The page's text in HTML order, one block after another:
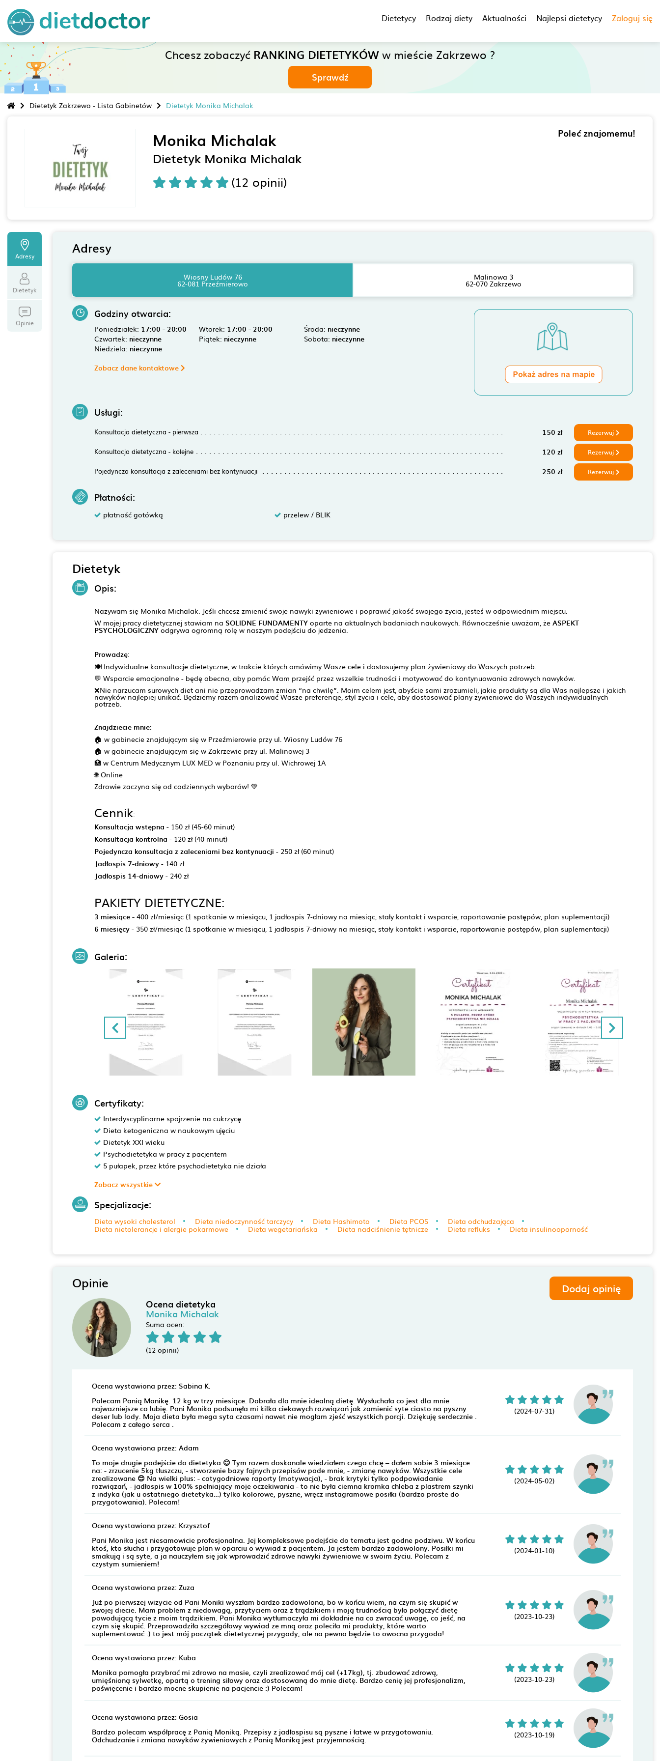
Dietetycy Rodzaj diety Aktualności Najlepsi dietetycy Zaloguj się
Chcesz zobaczyć RANKING DIETETYKÓWw mieście Zakrzewo ?
Sprawdź
Dietetyk Zakrzewo - Lista Gabinetów Dietetyk Monika Michalak
Monika Michalak
Dietetyk Monika Michalak
(12 opinii)
Poleć znajomemu!
Adresy
Dietetyk
Opinie
Adresy
Wiosny Ludów 76
62-081 Przeźmierowo
Malinowa 3
62-070 Zakrzewo
Godziny otwarcia:
Poniedziałek: 17:00 - 20:00 Wtorek: 17:00 - 20:00 Środa: nieczynne
Czwartek: nieczynne Piątek: nieczynne Sobota: nieczynne
Niedziela: nieczynne
Zobacz dane kontaktowe
Usługi:
Konsultacja dietetyczna - pierwsza 150 zł Rezerwuj
Konsultacja dietetyczna - kolejne 120 zł Rezerwuj
Pojedyncza konsultacja z zaleceniami bez kontynuacji 250 zł Rezerwuj
Płatności:
płatność gotówką przelew / BLIK
Dietetyk
Opis:
Nazywam się Monika Michalak. Jeśli chcesz zmienić swoje nawyki żywieniowe i poprawić jakość swojego życia, jesteś w odpowiednim miejscu.
W mojej pracy dietetycznej stawiam na SOLIDNE FUNDAMENTYoparte na aktualnych badaniach naukowych. Równocześnie uważam, że ASPEKT
PSYCHOLOGICZNYodgrywa ogromną rolę w naszym podejściu do jedzenia.
Prowadzę:
🍽 Indywidualne konsultacje dietetyczne, w trakcie których omówimy Wasze cele i dostosujemy plan żywieniowy do Waszych potrzeb.
💬 Wsparcie emocjonalne - będę obecna, aby pomóc Wam przejść przez wszelkie trudności i motywować do kontynuowania zdrowych nawyków.
❌Nie narzucam surowych diet ani nie przeprowadzam zmian “na chwilę”. Moim celem jest, abyście sami zrozumieli, jakie produkty są dla Was najlepsze i jakich
nawyków najlepiej unikać. Będziemy razem analizować Wasze preferencje, styl życia i cele, aby dostosować plany żywieniowe do Waszych indywidualnych
potrzeb.
Znajdziecie mnie:
🏠 w gabinecie znajdującym się w Przeźmierowie przy ul. Wiosny Ludów 76
🏠 w gabinecie znajdującym się w Zakrzewie przy ul. Malinowej 3
🏥 w Centrum Medycznym LUX MED w Poznaniu przy ul. Wichrowej 1A
🌐 Online
Zdrowie zaczyna się od codziennych wyborów! 💚
Cennik:
Konsultacja wstępna - 150 zł (45-60 minut)
Konsultacja kontrolna - 120 zł (40 minut)
Pojedyncza konsultacja z zaleceniami bez kontynuacji - 250 zł (60 minut)
Jadłospis 7-dniowy- 140 zł
Jadłospis 14-dniowy- 240 zł
PAKIETY DIETETYCZNE:
3 miesiące -400 zł/miesiąc (1 spotkanie w miesiącu, 1 jadłospis 7-dniowy na miesiąc, stały kontakt i wsparcie, raportowanie postępów, plan suplementacji)
6 miesięcy- 350 zł/miesiąc (1 spotkanie w miesiącu, 1 jadłospis 7-dniowy na miesiąc, stały kontakt i wsparcie, raportowanie postępów, plan suplementacji)
Galeria:
Certyfikaty:
Interdyscyplinarne spojrzenie na cukrzycę
Dieta ketogeniczna w naukowym ujęciu
Dietetyk XXI wieku
Psychodietetyka w pracy z pacjentem
5 pułapek, przez które psychodietetyka nie działa
Zobacz wszystkie
Specjalizacje:
Dieta wysoki cholesterol Dieta niedoczynność tarczycy Dieta Hashimoto Dieta PCOS
Dieta odchudzająca
Dieta nietolerancje i alergie pokarmowe
Dieta wegetariańska Dieta nadciśnienie tętnicze Dieta refluks Dieta insulinooporność
Opinie Dodaj opinię
Ocena dietetyka
Monika Michalak
Suma ocen:
(12 opinii)
Ocena wystawiona przez: Sabina K.
Polecam Panią Monikę. 12 kg w trzy miesiące. Dobrała dla mnie idealną dietę. Wysłuchała co jest dla mnie
najważniejsze co lubię. Pani Monika podsunęła mi kilka ciekawych rozwiązań jak zamienić syte ciasto na pyszny
deser lub lody. Moja dieta była mega syta czasami nawet nie mogłam zjeść wszystkich porcji. Dziękuję serdecznie .
Polecam z całego serca .
(2024-07-31)
Ocena wystawiona przez: Adam
To moje drugie podejście do dietetyka 😊 Tym razem doskonale wiedziałem czego chcę – dałem sobie 3 miesiące
na: - zrzucenie 5kg tłuszczu, - stworzenie bazy fajnych przepisów pode mnie, - zmianę nawyków. Wszystkie cele
zrealizowane 😊 Na wielki plus: - cotygodniowe raporty (motywacja), - brak krytyki tylko podpowiadanie
rozwiązań, - jadłospis w 100% spełniający moje oczekiwania - to nie była ciemna kromka chleba z plastrem szynki
z indyka (jak u ostatniego dietetyka…) tylko kolorowe, pyszne, wręcz instagramowe posiłki (bardzo proste do
przygotowania). Polecam!
(2024-05-02)
Ocena wystawiona przez: Krzysztof
Pani Monika jest niesamowicie profesjonalna. Jej kompleksowe podejście do tematu jest godne podziwu. W końcu
ktoś, kto słucha i przygotowuje plan w oparciu o wywiad z pacjentem. Ja jestem bardzo zadowolony. Posiłki mi
smakują i są syte, a ja nauczyłem się jak wprowadzić zdrowe nawyki żywieniowe w swoim życiu. Polecam z
czystym sumieniem!
(2024-01-10)
Ocena wystawiona przez: Zuza
Już po pierwszej wizycie od Pani Moniki wyszłam bardzo zadowolona, bo w końcu wiem, na czym się skupić w
swojej diecie. Mam problem z niedowagą, przytyciem oraz z trądzikiem i moją trudnością było połączyć dietę
powodującą tycie z moim trądzikiem. Pani Monika wytłumaczyła mi dokładnie na co zwracać uwagę, co jeść, na
czym się skupić. Przeprowadziła szczegółowy wywiad ze mną oraz poleciła mi produkty, które warto
suplementować :) to jest mój początek dietetycznej przygody, ale na pewno będzie to owocna przygoda!
(2023-10-23)
Ocena wystawiona przez: Kuba
Monika pomogła przybrać mi zdrowo na masie, czyli zrealizować mój cel (+17kg), tj. zbudować zdrową,
umięśnioną sylwetkę, opartą o trening siłowy oraz dostosowaną do mnie dietę. Bardzo cenię jej profesjonalizm,
poświęcenie i bardzo mocne skupienie na pacjencie :) Polecam!
(2023-10-23)
Ocena wystawiona przez: Gosia
Bardzo polecam współpracę z Panią Moniką. Przepisy z jadłospisu są pyszne i łatwe w przygotowaniu.
Odchudzanie i zmiana nawyków żywieniowych z Panią Moniką jest przyjemnością. (2023-10-19)